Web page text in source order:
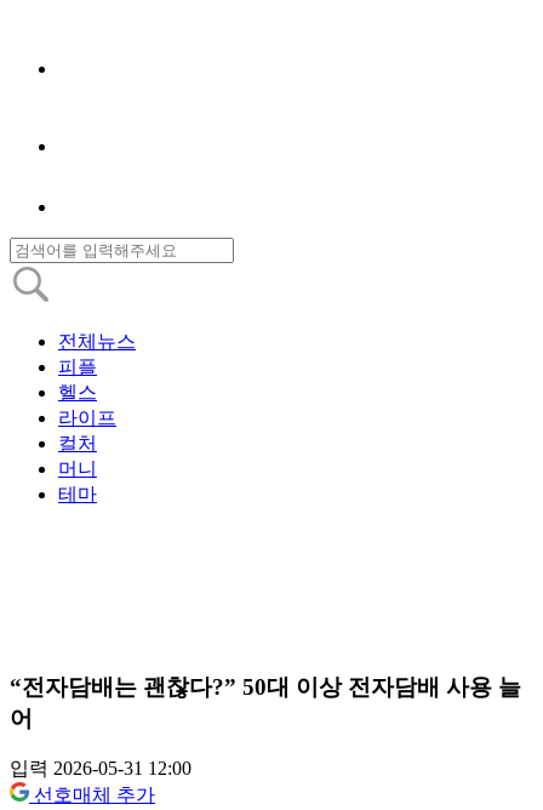
전체뉴스
피플
헬스
라이프
컬처
머니
테마
“전자담배는 괜찮다?” 50대 이상 전자담배 사용 늘
어
입력 2026-05-31 12:00
선호매체 추가